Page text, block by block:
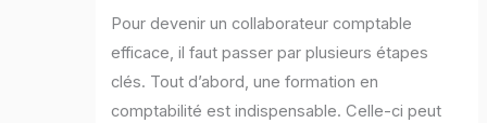
Pour devenir un collaborateur comptable
efficace, il faut passer par plusieurs étapes
clés. Tout d’abord, une formation en
comptabilité est indispensable. Celle-ci peut